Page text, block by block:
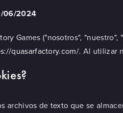
06/2024
Games ("nosotros",
quasarfactory.com/. Al utilizar
archivos de texto que se